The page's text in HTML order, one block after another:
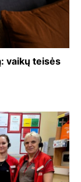
vaikų teisės